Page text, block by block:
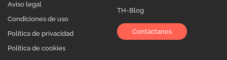
Aviso legal
Condiciones de uso
Política de privacidad
Política de cookies
TH-Blog
Contáctanos